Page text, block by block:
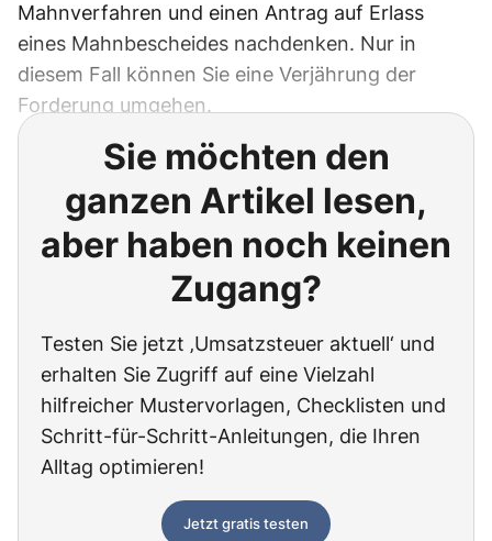
Mahnverfahren und einen Antrag auf Erlass
eines Mahnbescheides nachdenken. Nur in
diesem Fall können Sie eine Verjährung der
Forderung umgehen.
Sie möchten den
ganzen Artikel lesen,
aber haben noch keinen
Zugang?
Testen Sie jetzt ‚Umsatzsteuer aktuell‘ und
erhalten Sie Zugriff auf eine Vielzahl
hilfreicher Mustervorlagen, Checklisten und
Schritt-für-Schritt-Anleitungen, die Ihren
Alltag optimieren!
Jetzt gratis testen